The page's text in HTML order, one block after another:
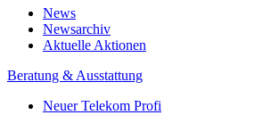
News
Newsarchiv
Aktuelle Aktionen
Beratung & Ausstattung
Neuer Telekom Profi